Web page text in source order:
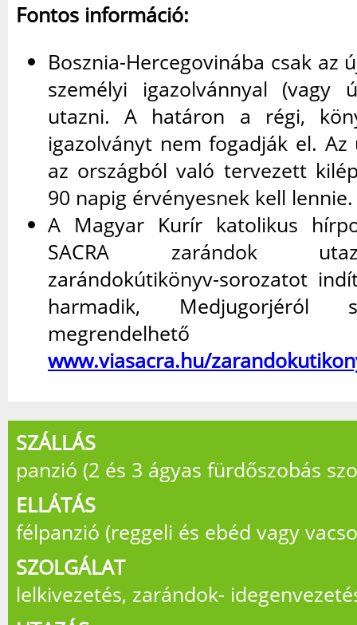
Fontos információ:
Bosznia-Hercegovinába csak az
személyi igazolvánnyal (vagy
utazni. A határon a régi,
igazolványt nem fogadják el.
az országból való tervezett
90 napig érvényesnek kell lennie.
A Magyar Kurír katolikus
SACRA zarándok
zarándokútikönyv-sorozatot
harmadik, Medjugorjéról
www.viasacra.hu/
SZÁLLÁS
panzió (2 és 3 ágyas fürdőszobás
ELLÁTÁS
félpanzió (reggeli és ebéd vagy
SZOLGÁLAT
lelkivezetés, zarándok-